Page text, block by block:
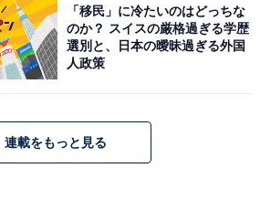
たキャスティング
あるミュージカルのファンにとっ
や『デスノート THE MUSICAL』
ズ』等、舞台での彼は“怒れる若
「移民」に冷たいのはどっちな
のか？ スイスの厳格過ぎる学歴
選別と、日本の曖昧過ぎる外国
人政策
連載をもっと見る